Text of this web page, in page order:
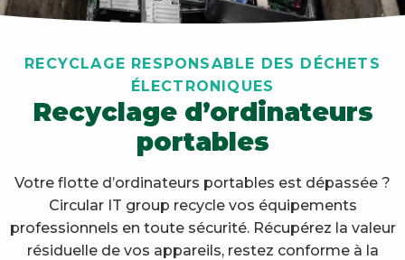
RECYCLAGE RESPONSABLE DES DÉCHETS
ÉLECTRONIQUES
Recyclage d’ordinateurs
portables
Votre flotte d’ordinateurs portables est dépassée ?
Circular IT group recycle vos équipements
professionnels en toute sécurité. Récupérez la valeur
résiduelle de vos appareils, restez conforme à la